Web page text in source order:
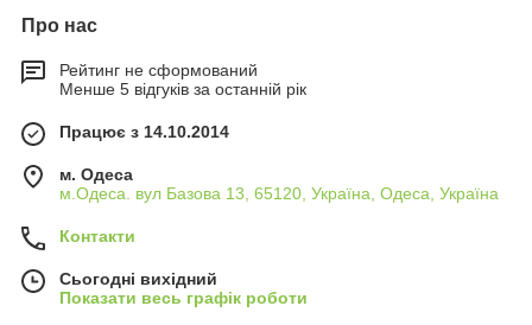
Про нас
Рейтинг не сформований
Менше 5 відгуків за останній рік
Працює з 14.10.2014
м. Одеса
м.Одеса. вул Базова 13, 65120, Україна, Одеса, Україна
Контакти
Сьогодні вихідний
Показати весь графік роботи